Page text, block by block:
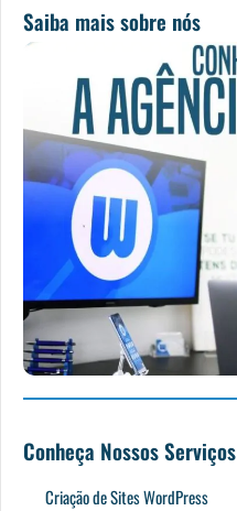
Saiba mais sobre nós
Conheça Nossos Serviços
Criação de Sites WordPress